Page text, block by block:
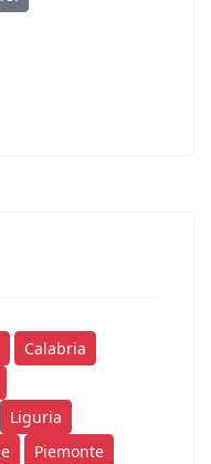
Calabria
Liguria
Piemonte